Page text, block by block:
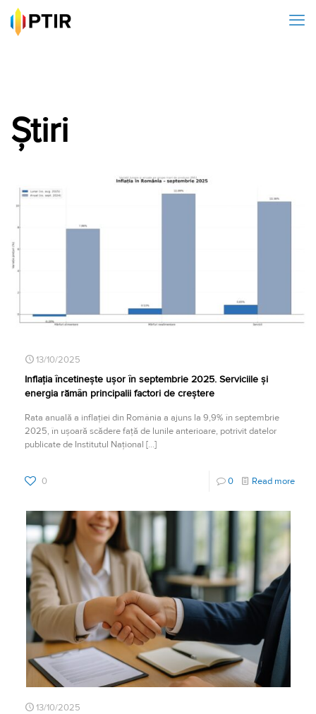
Știri
13/10/2025
Inflația încetinește ușor în septembrie 2025. Serviciile și
energia rămân principalii factori de creștere
Rata anuală a inflației din România a ajuns la 9,9% în septembrie
2025, în ușoară scădere față de lunile anterioare, potrivit datelor
publicate de Institutul Național […]
0 0 Read more
13/10/2025